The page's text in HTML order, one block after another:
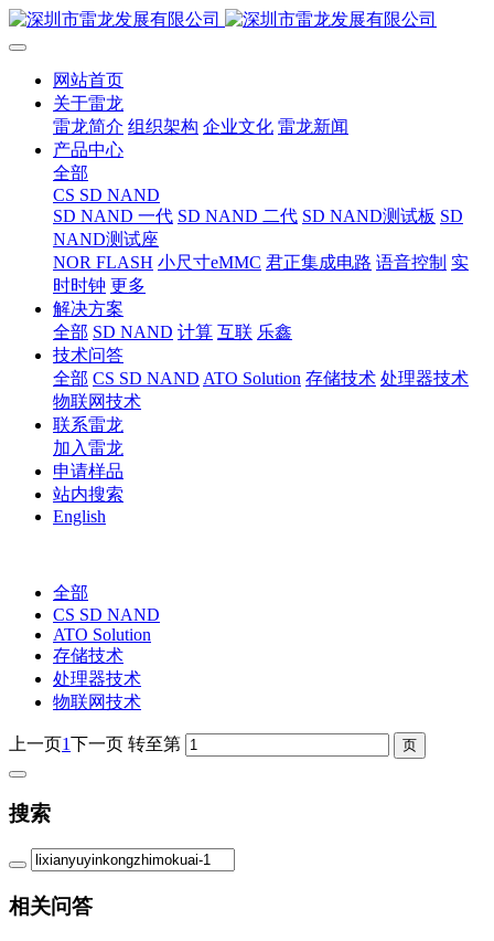
网站首页
关于雷龙
雷龙简介 组织架构 企业文化 雷龙新闻
产品中心
全部
CS SD NAND
SD NAND 一代 SD NAND 二代 SD NAND测试板 SD
NAND测试座
NOR FLASH 小尺寸eMMC 君正集成电路 语音控制 实
时时钟 更多
解决方案
全部 SD NAND 计算 互联 乐鑫
技术问答
全部 CS SD NAND ATO Solution 存储技术 处理器技术
物联网技术
联系雷龙
加入雷龙
申请样品
站内搜索
English
全部
CS SD NAND
ATO Solution
存储技术
处理器技术
物联网技术
上一页1下一页 转至第
搜索
相关问答